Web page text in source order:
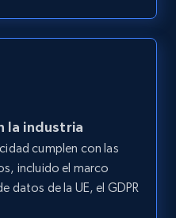
la industria
cumplen con las
incluido el marco
datos de la UE, el GDPR